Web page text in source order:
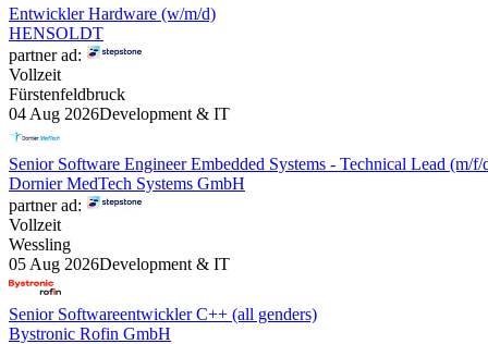
Entwickler Hardware (w/m/d)
HENSOLDT
partner ad:
Vollzeit
Fürstenfeldbruck
04 Aug 2026Development & IT
Senior Software Engineer Embedded Systems - Technical Lead (m/f/
Dornier MedTech Systems GmbH
partner ad:
Vollzeit
Wessling
05 Aug 2026Development & IT
Senior Softwareentwickler C++ (all genders)
Bystronic Rofin GmbH